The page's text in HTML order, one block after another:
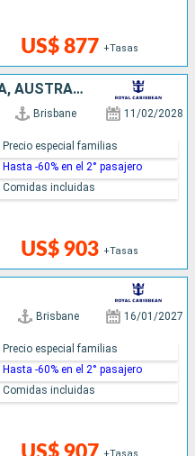
US$ 877 +Tasas
VANUATU, NUEVA CALEDONIA, AUSTRALIA
Brisbane 11/02/2028
US$ 903 +Tasas
Precio especial familias
Hasta -60% en el 2° pasajero
Comidas incluidas
Brisbane 16/01/2027
Precio especial familias
Hasta -60% en el 2° pasajero
Comidas incluidas